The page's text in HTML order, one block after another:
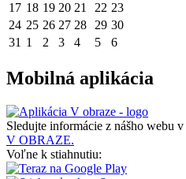
17 18 19 20 21 22 23
24 25 26 27 28 29 30
31 1 2 3 4 5 6
Mobilná aplikácia
Sledujte informácie z nášho webu v
V OBRAZE.
Voľne k stiahnutiu: